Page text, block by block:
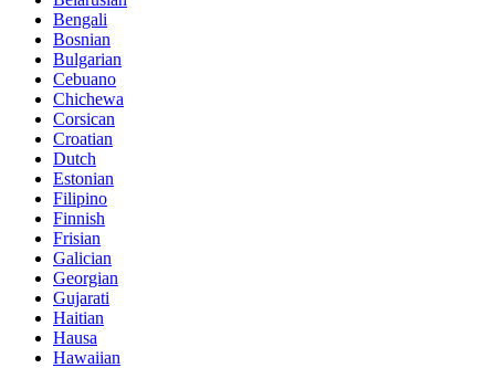
Bengali
Bosnian
Bulgarian
Cebuano
Chichewa
Corsican
Croatian
Dutch
Estonian
Filipino
Finnish
Frisian
Galician
Georgian
Gujarati
Haitian
Hausa
Hawaiian